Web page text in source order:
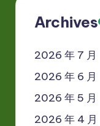
Archives
2026 年 7 月
2026 年 6 月
2026 年 5 月
2026 年 4 月